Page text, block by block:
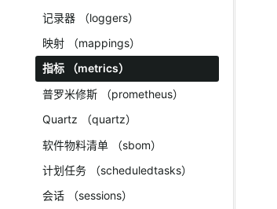
记录器 （loggers）
映射 （mappings）
指标 （metrics）
普罗米修斯 （prometheus）
Quartz （quartz）
软件物料清单 （sbom）
计划任务 （scheduledtasks）
会话 （sessions）